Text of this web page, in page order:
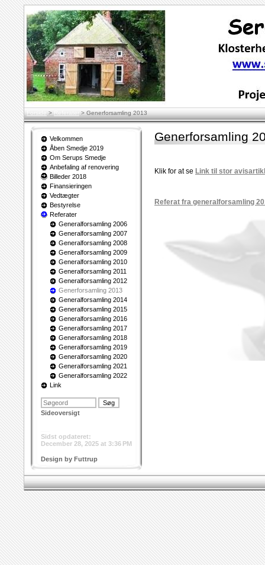
Forside > Referater > Generforsamling 2013
Velkommen
Åben Smedje 2019
Om Serups Smedje
Anbefaling af renovering
Billeder 2018
Finansieringen
Vedtægter
Bestyrelse
Referater
Generalforsamling 2006
Generalforsamling 2007
Generalforsamling 2008
Generalforsamling 2009
Generalforsamling 2010
Generalforsamling 2011
Generalforsamling 2012
Generforsamling 2013
Generalforsamling 2014
Generalforsamling 2015
Generalforsamling 2016
Generalforsamling 2017
Generalforsamling 2018
Generalforsamling 2019
Generalforsamling 2020
Generalforsamling 2021
Generalforsamling 2022
Link
Sideoversigt
Sidst opdateret:
December 28, 2025 at 3:36 PM
Design by Futtrup
Generforsamling
Klik for at se Link til stor
Referat fra generalforsamling